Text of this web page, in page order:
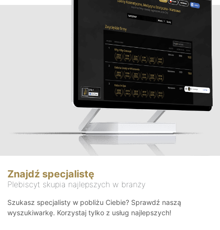
Znajdź specjalistę
Plebiscyt skupia najlepszych w branży
Szukasz specjalisty w pobliżu Ciebie? Sprawdź naszą
wyszukiwarkę. Korzystaj tylko z usług najlepszych!